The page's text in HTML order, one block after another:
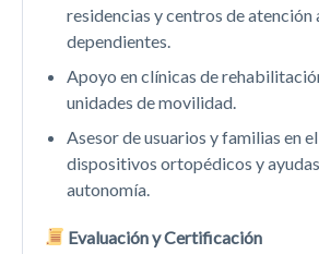
residencias y centros de atención
dependientes.
Apoyo en clínicas de
unidades de movilidad.
Asesor de usuarios y familias en
dispositivos ortopédicos y
autonomía.
Evaluación y Certificación